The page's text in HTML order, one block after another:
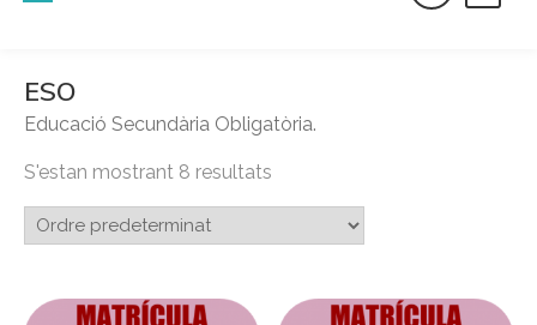
ESO
Educació Secundària Obligatòria.
S'estan mostrant 8 resultats